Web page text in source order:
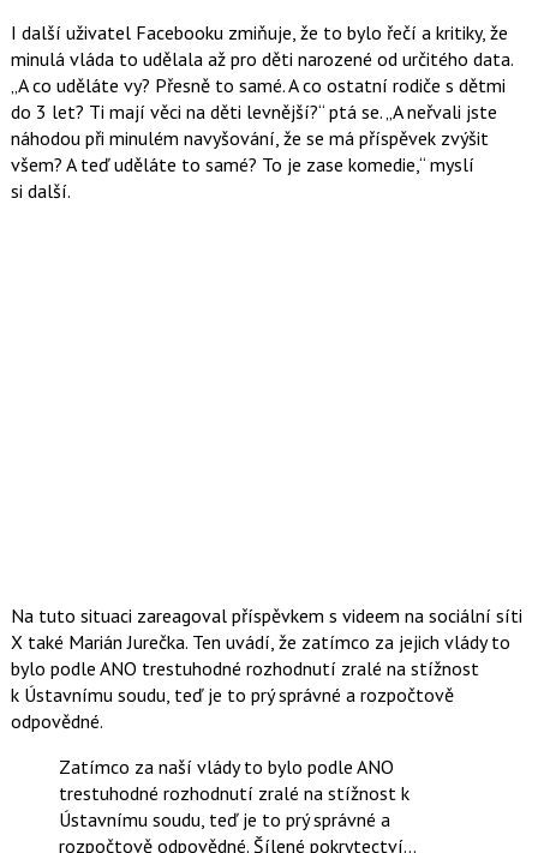
I další uživatel Facebooku zmiňuje, že to bylo řečí a kritiky, že
minulá vláda to udělala až pro děti narozené od určitého data.
A co uděláte vy? Přesně to samé. A co ostatní rodiče s dětmi
do 3 let? Ti mají věci na děti levnější? ptá se. A neřvali jste
náhodou při minulém navyšování, že se má příspěvek zvýšit
všem? A teď uděláte to samé? To je zase komedie, myslí
si další.
Na tuto situaci zareagoval příspěvkem s videem na sociální síti
X také Marián Jurečka. Ten uvádí, že zatímco za jejich vlády to
bylo podle ANO trestuhodné rozhodnutí zralé na stížnost
k Ústavnímu soudu, teď je to prý správné a rozpočtově
odpovědné.
Zatímco za naší vlády to bylo podle ANO
trestuhodné rozhodnutí zralé na stížnost k
Ústavnímu soudu, teď je to prý správné a
rozpočtově odpovědné. Šílené pokrytectví…